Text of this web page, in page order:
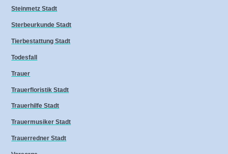
Steinmetz Stadt
Sterbeurkunde Stadt
Tierbestattung Stadt
Todesfall
Trauer
Trauerfloristik Stadt
Trauerhilfe Stadt
Trauermusiker Stadt
Trauerredner Stadt